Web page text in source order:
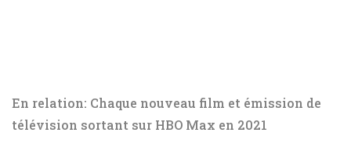
En relation: Chaque nouveau film et émission de
télévision sortant sur HBO Max en 2021